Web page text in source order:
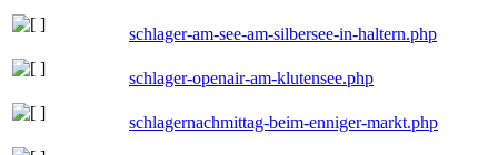
schlager-am-see-am-silbersee-in-haltern.php
schlager-openair-am-klutensee.php
schlagernachmittag-beim-enniger-markt.php